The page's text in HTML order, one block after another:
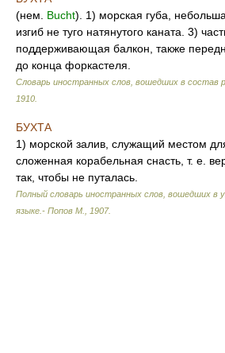
(нем. Bucht). 1) морская губа,
изгиб не туго натянутого каната. 3)
поддерживающая балкон, также
до конца форкастеля.
Словарь иностранных слов, вошедших в состав
1910
БУХТА
1) морской залив, служащий местом
сложенная корабельная снасть, т. е.
так, чтобы не путалась.
Полный словарь иностранных слов, вошедших в
языке.- Попов М.
1907.